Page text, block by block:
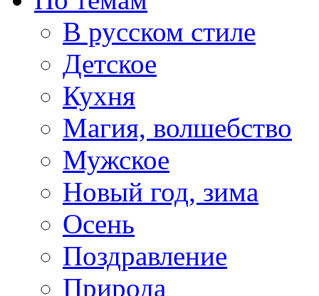
В русском стиле
Детское
Кухня
Магия, волшебство
Мужское
Новый год, зима
Осень
Поздравление
Природа